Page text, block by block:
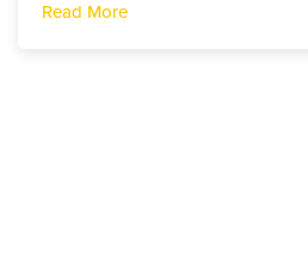
Read More